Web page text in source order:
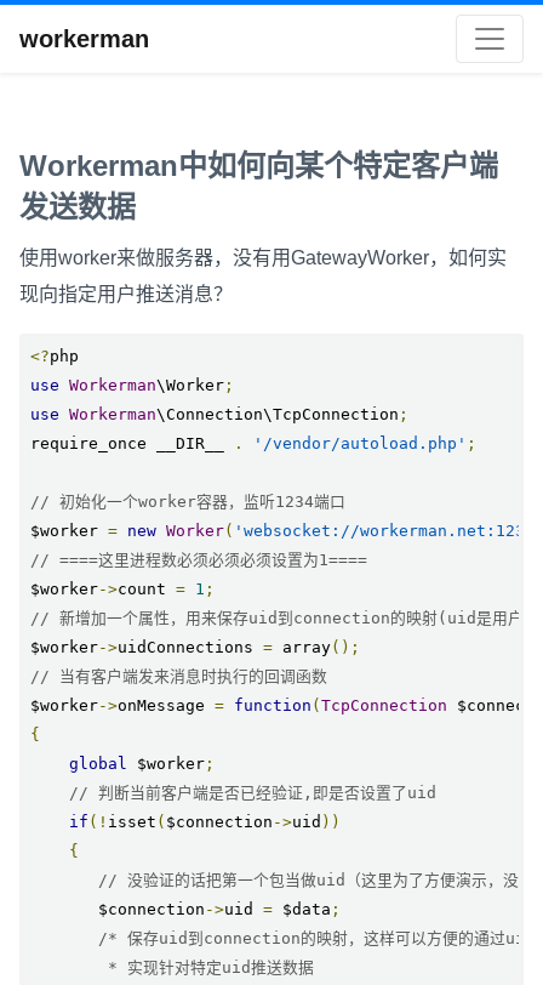
workerman
Workerman中如何向某个特定客户端
发送数据
使用worker来做服务器，没有用GatewayWorker，如何实
现向指定用户推送消息？
<?
use Workerman\Worker ;
use Workerman\Connection\TcpConnection ;
require_once __DIR__
. '/vendor/autoload.php' ;
// 初始化一个worker容器，监听1234端口
$worker = new Worker( 'websocket://workerman.net:1234'
// ====这里进程数必须必须必须设置为1====
$worker->count = 1 ;
// 新增加一个属性，用来保存uid到connection的映射(uid是用户id
$worker->uidConnections = array();
// 当有客户端发来消息时执行的回调函数
$worker->onMessage = function ( TcpConnection
{
global
$worker ;
// 判断当前客户端是否已经验证,即是否设置了uid
if (! isset ( $connection ->uid ))
{
// 没验证的话把第一个包当做uid（这里为了方便演示，没做
       $connection
->uid = $data ;
/* 保存uid到connection的映射，这样可以方便的通过
        * 实现针对特定uid推送数据